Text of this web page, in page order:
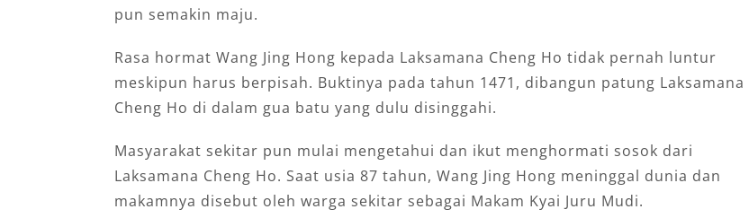
pun semakin maju.
Rasa hormat Wang Jing Hong kepada Laksamana Cheng Ho tidak pernah luntur
meskipun harus berpisah. Buktinya pada tahun 1471, dibangun patung Laksamana
Cheng Ho di dalam gua batu yang dulu disinggahi.
Masyarakat sekitar pun mulai mengetahui dan ikut menghormati sosok dari
Laksamana Cheng Ho. Saat usia 87 tahun, Wang Jing Hong meninggal dunia dan
makamnya disebut oleh warga sekitar sebagai Makam Kyai Juru Mudi.